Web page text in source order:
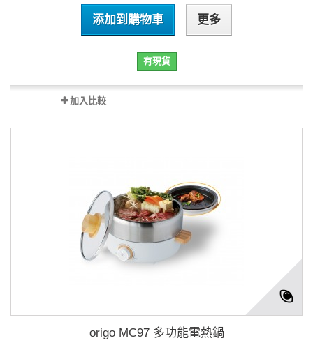
添加到購物車 更多
有現貨
加入比較
origo MC97 多功能電熱鍋